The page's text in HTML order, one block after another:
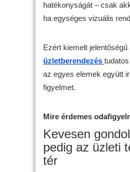
hatékonyságát – csak
ha egységes vizuális
Ezért kiemelt jelentőségű
üzletberendezés
az egyes elemek együtt
figyelmet.
Mire érdemes
Kevesen
pedig az üzleti
tér